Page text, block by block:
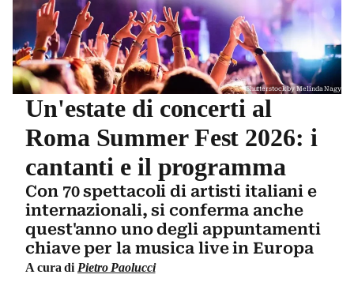
Shutterstock by Melinda Nagy
Un'estate di concerti al
Roma Summer Fest 2026: i
cantanti e il programma
Con 70 spettacoli di artisti italiani e
internazionali, si conferma anche
quest'anno uno degli appuntamenti
chiave per la musica live in Europa
A cura di Pietro Paolucci